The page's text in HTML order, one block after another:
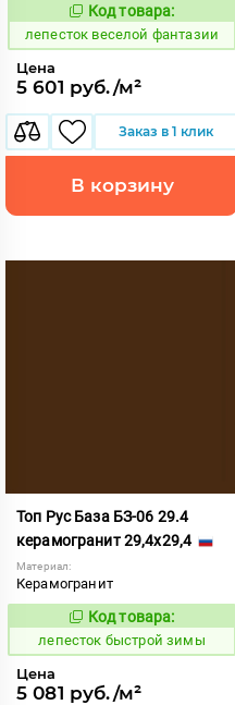
860612
Код товара:
лепесток веселой фантазии
Цена
5 601 руб./м²
Заказ в 1 клик
В корзину
Топ Рус База БЗ-06 29.4
керамогранит 29,4x29,4
Материал:
Керамогранит
860407
Код товара:
лепесток быстрой зимы
Цена
5 081 руб./м²